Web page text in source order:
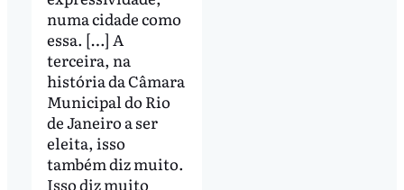
numa cidade como
essa. […] A
terceira, na
história da Câmara
Municipal do Rio
de Janeiro a ser
eleita, isso
também diz muito.
Isso diz muito